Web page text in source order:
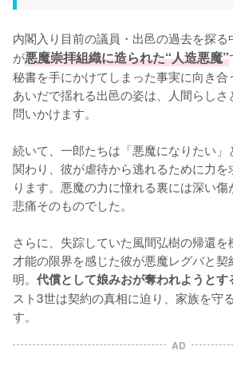
内閣入り目前の議員・出邑の過去を探
が悪魔崇拝組織に造られた“人造悪魔”
秘書を手にかけてしまった事実に向き
あいだで揺れる出邑の姿は、人間らしさ
問いかけます。
続いて、一郎たちは「悪魔になりたい」
関わり、彼が虐待から逃れるために力
ります。悪魔の力に憧れる裏には深い
悲痛そのものでした。
さらに、失踪していた風間弘樹の帰還
才能の限界を感じた彼が悪魔レグバと
明。 代償として娘みおが奪われようとす
スト3世は契約の真相に迫り、家族を守
す。
AD